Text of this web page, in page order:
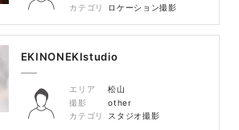
カテゴリ
ロケーション撮影
EKINONEKIstudio
エリア
松山
撮影
other
カテゴリ
スタジオ撮影